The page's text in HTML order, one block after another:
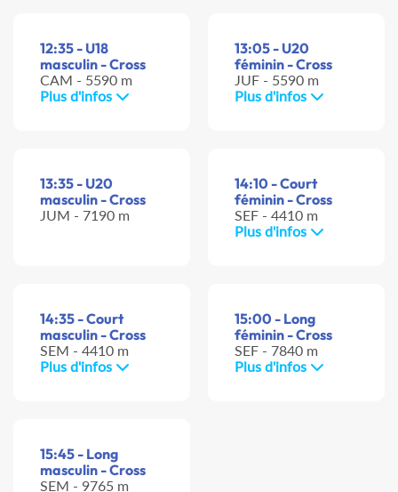
12:35 - U18
masculin - Cross
CAM - 5590 m
Plus d'infos
13:05 - U20
féminin - Cross
JUF - 5590 m
Plus d'infos
13:35 - U20
masculin - Cross
JUM - 7190 m
14:10 - Court
féminin - Cross
SEF - 4410 m
Plus d'infos
14:35 - Court
masculin - Cross
SEM - 4410 m
Plus d'infos
15:00 - Long
féminin - Cross
SEF - 7840 m
Plus d'infos
15:45 - Long
masculin - Cross
SEM - 9765 m